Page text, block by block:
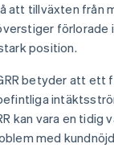
att tillväxten från
förlorade
position.
betyder att
kan vara en tidig
med